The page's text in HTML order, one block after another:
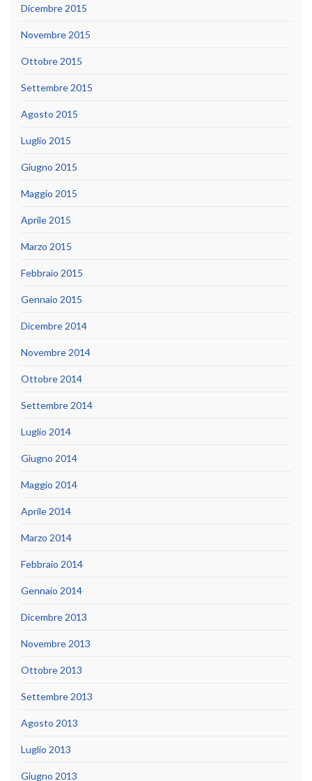
Dicembre 2015
Novembre 2015
Ottobre 2015
Settembre 2015
Agosto 2015
Luglio 2015
Giugno 2015
Maggio 2015
Aprile 2015
Marzo 2015
Febbraio 2015
Gennaio 2015
Dicembre 2014
Novembre 2014
Ottobre 2014
Settembre 2014
Luglio 2014
Giugno 2014
Maggio 2014
Aprile 2014
Marzo 2014
Febbraio 2014
Gennaio 2014
Dicembre 2013
Novembre 2013
Ottobre 2013
Settembre 2013
Agosto 2013
Luglio 2013
Giugno 2013